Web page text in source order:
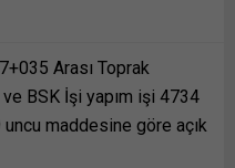
Arası Toprak
ve BSK İşi yapım işi 4734
uncu maddesine göre açık